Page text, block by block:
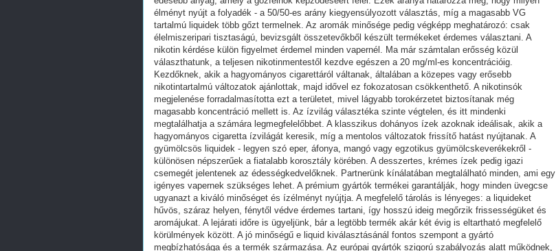
élményt nyújt a folyadék - a 50/50-es arány kiegyensúlyozott választás, míg a magasabb VG
tartalmú liquidek több gőzt termelnek. Az aromák minősége pedig végképp meghatározó: csak
élelmiszeripari tisztaságú, bevizsgált összetevőkből készült termékeket érdemes választani. A
nikotin kérdése külön figyelmet érdemel minden vapernél. Ma már számtalan erősség közül
választhatunk, a teljesen nikotinmentestől kezdve egészen a 20 mg/ml-es koncentrációig.
Kezdőknek, akik a hagyományos cigarettáról váltanak, általában a közepes vagy erősebb
nikotintartalmú változatok ajánlottak, majd idővel ez fokozatosan csökkenthető. A nikotinsók
megjelenése forradalmasította ezt a területet, mivel lágyabb torokérzetet biztosítanak még
magasabb koncentráció mellett is. Az ízvilág választéka szinte végtelen, és itt mindenki
megtalálhatja a számára legmegfelelőbbet. A klasszikus dohányos ízek azoknak ideálisak, akik a
hagyományos cigaretta ízvilágát keresik, míg a mentolos változatok frissítő hatást nyújtanak. A
gyümölcsös liquidek - legyen szó eper, áfonya, mangó vagy egzotikus gyümölcskeverékekről -
különösen népszerűek a fiatalabb korosztály körében. A desszertes, krémes ízek pedig igazi
csemegét jelentenek az édességkedvelőknek. Partnerünk kínálatában megtalálható minden, ami egy
igényes vapernek szükséges lehet. A prémium gyártók termékei garantálják, hogy minden üvegcse
ugyanazt a kiváló minőséget és ízélményt nyújtja. A megfelelő tárolás is lényeges: a liquideket
hűvös, száraz helyen, fénytől védve érdemes tartani, így hosszú ideig megőrzik frissességüket és
aromájukat. A lejárati időre is ügyeljünk, bár a legtöbb termék akár két évig is eltartható megfelelő
körülmények között. A jó minőségű e liquid kiválasztásánál fontos szempont a gyártó
megbízhatósága és a termék származása. Az európai gyártók szigorú szabályozás alatt működnek,